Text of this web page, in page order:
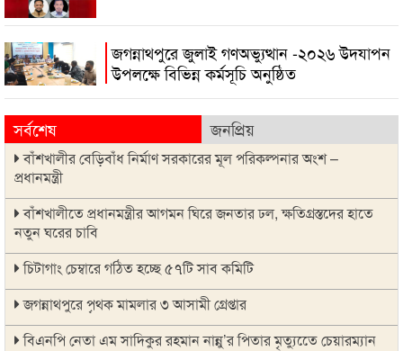
জগন্নাথপুরে জুলাই গণঅভ্যুত্থান -২০২৬ উদযাপন
উপলক্ষে বিভিন্ন কর্মসূচি অনুষ্ঠিত
সর্বশেষ জনপ্রিয়
বাঁশখালীর বেড়িবাঁধ নির্মাণ সরকারের মূল পরিকল্পনার অংশ –
প্রধানমন্ত্রী
বাঁশখালীতে প্রধানমন্ত্রীর আগমন ঘিরে জনতার ঢল, ক্ষতিগ্রস্তদের হাতে
নতুন ঘরের চাবি
চিটাগাং চেম্বারে গঠিত হচ্ছে ৫৭টি সাব কমিটি
জগন্নাথপুরে পৃথক মামলার ৩ আসামী গ্রেপ্তার
বিএনপি নেতা এম সাদিকুর রহমান নান্নু’র পিতার মৃত্যুতেে চেয়ারম্যান